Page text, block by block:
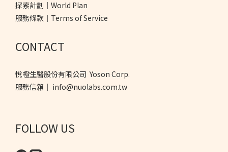
探索計劃｜World Plan
服務條款｜Terms of Service
CONTACT
悅橙生醫股份有限公司 Yoson Corp.
服務信箱｜ info@nuolabs.com.tw
FOLLOW US